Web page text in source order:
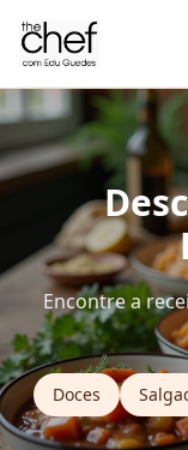
Encontre a
Doces